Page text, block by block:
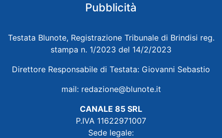
Pubblicità
Testata Blunote, Registrazione Tribunale di Brindisi reg.
stampa n. 1/2023 del 14/2/2023
Direttore Responsabile di Testata: Giovanni Sebastio
mail: redazione@blunote.it
CANALE 85 SRL
P.IVA 11622971007
Sede legale: